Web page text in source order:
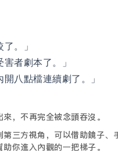
了。」
害者劇本了。」
開八點檔連續劇了。」
，不再完全被念頭吞沒。
第三方視角，可以借助鏡子
你進入內觀的一把梯子。